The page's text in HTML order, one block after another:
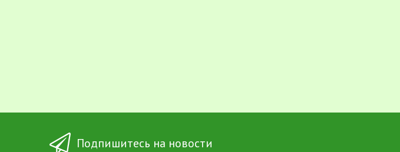
Подпишитесь на новости